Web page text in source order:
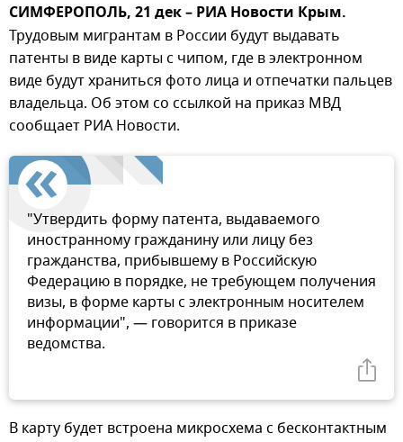
СИМФЕРОПОЛЬ, 21 дек – РИА Новости Крым.
Трудовым мигрантам в России будут выдавать
патенты в виде карты с чипом, где в электронном
виде будут храниться фото лица и отпечатки пальцев
владельца. Об этом со ссылкой на приказ МВД
сообщает РИА Новости.
"Утвердить форму патента, выдаваемого
иностранному гражданину или лицу без
гражданства, прибывшему в Российскую
Федерацию в порядке, не требующем получения
визы, в форме карты с электронным носителем
информации", — говорится в приказе
ведомства.
В карту будет встроена микросхема с бесконтактным